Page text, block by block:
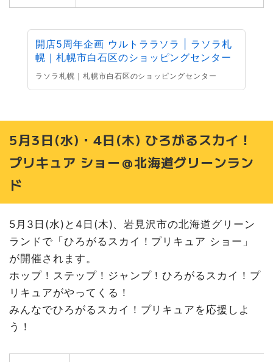
開店5周年企画 ウルトララソラ | ラソラ札
幌｜札幌市白石区のショッピングセンター
ラソラ札幌｜札幌市白石区のショッピングセンター
5月3日(水)・4日(木) ひろがるスカイ！
プリキュア ショー＠北海道グリーンラン
ド
5月3日(水)と4日(木)、岩見沢市の北海道グリーン
ランドで「ひろがるスカイ！プリキュア ショー」
が開催されます。
ホップ！ステップ！ジャンプ！ひろがるスカイ！プ
リキュアがやってくる！
みんなでひろがるスカイ！プリキュアを応援しよ
う！